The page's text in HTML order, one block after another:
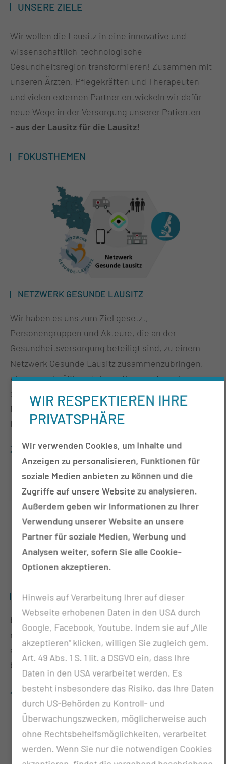
UNSERE ZIELE
Wir wollen die Lausitz in eine innovative und
wissenschaftlich-technologische
Gesundheitsregion transformieren! Zusammen mit
unseren Ärzten, Pflegekräften und Therapeuten
und vielen externen Partner entwickeln wir dafür
neue Wege in der Versorgung unserer Patienten
- aus der Lausitz für die Lausitz!
FOKUSTHEMEN
NETZWERK GESUNDE LAUSITZ
Wir haben es uns zum Ziel gesetzt,
Personengruppen und Akteure, die an der
Gesundheitsversorgung beteiligt sind, zu einem
Netzwerk Gesunde Lausitz zusammenzubringen,
einen regelmäßigen Informationsaustausch
sicherzustellen und aus der Region und deren
Bedürfnisse heraus gemeinsame Projekte und
Innovationen umzusetzen.
Zur Detailansicht
TRANSFER & GRÜNDUNG
Entwickeln, testen, zertifizieren – Wir wollen
medizintechnologische Innovationen und Start-Ups
aus der Gesundheitsbranche bis zur Marktreife
begleiten.
Zur Detailansicht
WIR RESPEKTIEREN IHRE
PRIVATSPHÄRE
Wir verwenden Cookies, um Inhalte und
Anzeigen zu personalisieren, Funktionen für
soziale Medien anbieten zu können und die
Zugriffe auf unsere Website zu analysieren.
Außerdem geben wir Informationen zu Ihrer
Verwendung unserer Website an unsere
Partner für soziale Medien, Werbung und
Analysen weiter, sofern Sie alle Cookie-
Optionen akzeptieren.
Hinweis auf Verarbeitung Ihrer auf dieser
Webseite erhobenen Daten in den USA durch
Google, Facebook, Youtube. Indem sie auf „Alle
akzeptieren“ klicken, willigen Sie zugleich gem.
Art. 49 Abs. 1 S. 1 lit. a DSGVO ein, dass Ihre
Daten in den USA verarbeitet werden. Es
besteht insbesondere das Risiko, das Ihre Daten
durch US-Behörden zu Kontroll- und
Überwachungszwecken, möglicherweise auch
ohne Rechtsbehelfsmöglichkeiten, verarbeitet
werden. Wenn Sie nur die notwendigen Cookies